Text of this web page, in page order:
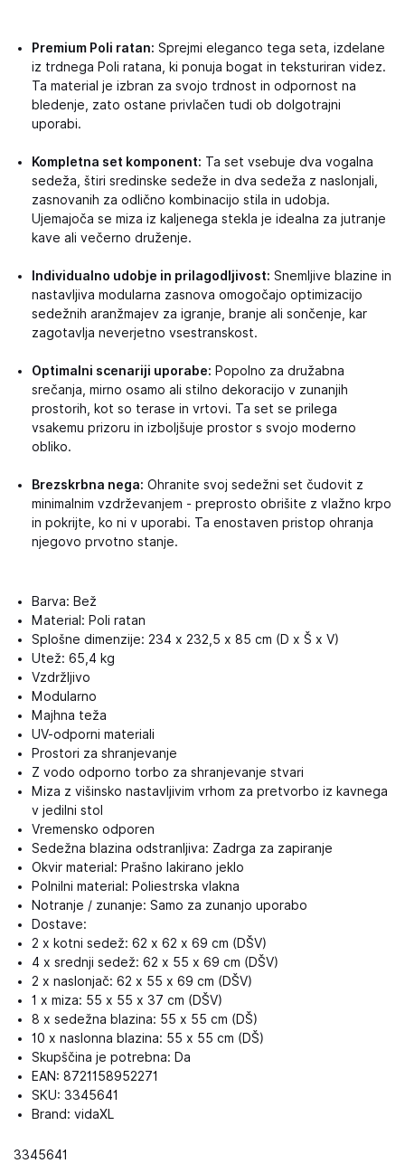
Premium Poli ratan: Sprejmi eleganco tega seta, izdelane
iz trdnega Poli ratana, ki ponuja bogat in teksturiran videz.
Ta material je izbran za svojo trdnost in odpornost na
bledenje, zato ostane privlačen tudi ob dolgotrajni
uporabi.
Kompletna set komponent: Ta set vsebuje dva vogalna
sedeža, štiri sredinske sedeže in dva sedeža z naslonjali,
zasnovanih za odlično kombinacijo stila in udobja.
Ujemajoča se miza iz kaljenega stekla je idealna za jutranje
kave ali večerno druženje.
Individualno udobje in prilagodljivost: Snemljive blazine in
nastavljiva modularna zasnova omogočajo optimizacijo
sedežnih aranžmajev za igranje, branje ali sončenje, kar
zagotavlja neverjetno vsestranskost.
Optimalni scenariji uporabe: Popolno za družabna
srečanja, mirno osamo ali stilno dekoracijo v zunanjih
prostorih, kot so terase in vrtovi. Ta set se prilega
vsakemu prizoru in izboljšuje prostor s svojo moderno
obliko.
Brezskrbna nega: Ohranite svoj sedežni set čudovit z
minimalnim vzdrževanjem - preprosto obrišite z vlažno krpo
in pokrijte, ko ni v uporabi. Ta enostaven pristop ohranja
njegovo prvotno stanje.
Barva: Bež
Material: Poli ratan
Splošne dimenzije: 234 x 232,5 x 85 cm (D x Š x V)
Utež: 65,4 kg
Vzdržljivo
Modularno
Majhna teža
UV-odporni materiali
Prostori za shranjevanje
Z vodo odporno torbo za shranjevanje stvari
Miza z višinsko nastavljivim vrhom za pretvorbo iz kavnega
v jedilni stol
Vremensko odporen
Sedežna blazina odstranljiva: Zadrga za zapiranje
Okvir material: Prašno lakirano jeklo
Polnilni material: Poliestrska vlakna
Notranje / zunanje: Samo za zunanjo uporabo
Dostave:
2 x kotni sedež: 62 x 62 x 69 cm (DŠV)
4 x srednji sedež: 62 x 55 x 69 cm (DŠV)
2 x naslonjač: 62 x 55 x 69 cm (DŠV)
1 x miza: 55 x 55 x 37 cm (DŠV)
8 x sedežna blazina: 55 x 55 cm (DŠ)
10 x naslonna blazina: 55 x 55 cm (DŠ)
Skupščina je potrebna: Da
EAN: 8721158952271
SKU: 3345641
Brand: vidaXL
3345641